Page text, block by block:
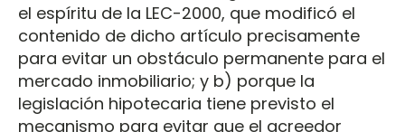
el espíritu de la LEC-2000, que modificó el
contenido de dicho artículo precisamente
para evitar un obstáculo permanente para el
mercado inmobiliario; y b) porque la
legislación hipotecaria tiene previsto el
mecanismo para evitar que el acreedor